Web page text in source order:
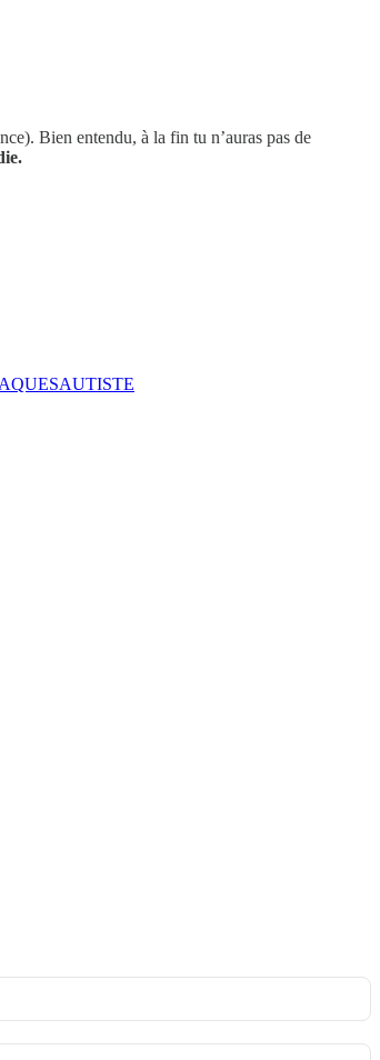
Bien entendu, à la fin tu n’auras pas de